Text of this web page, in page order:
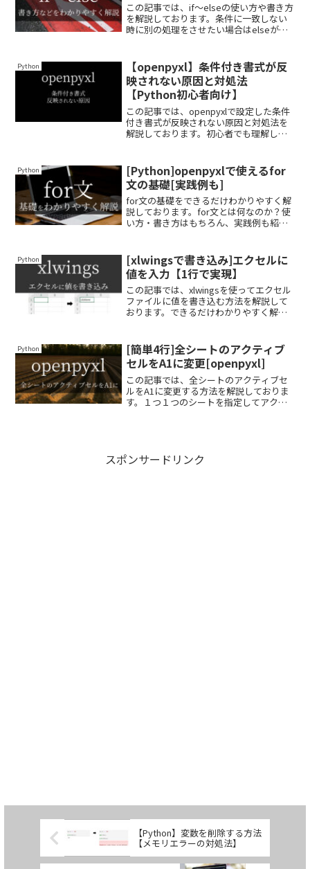
この記事では、if～elseの使い方や書き方
を解説しております。条件に一致しない
時に別の処理をさせたい場合はelseが便
ってください。
Python
【openpyxl】条件付き書式が反
映されない原因と対処法
【Python初心者向け】
この記事では、openpyxlで設定した条件
付き書式が反映されない原因と対処法を
解説しております。初心者でも理解しや
でいってください。
Python
[Python]openpyxlで使えるfor
文の基礎[実践例も]
for文の基礎をできるだけわかりやすく解
説しております。for文とは何なのか？使
い方・書き方はもちろん、実践例も紹介
解できる構成になっていますので、ぜひ
ご覧ください。
Python
[xlwingsで書き込み]エクセルに
値を入力【1行で実現】
この記事では、xlwingsを使ってエクセル
ファイルに値を書き込む方法を解説して
おります。できるだけわかりやすく解説
Python
[簡単4行]全シートのアクティブ
セルをA1に変更[openpyxl]
この記事では、全シートのアクティブセ
ルをA1に変更する方法を解説しておりま
す。１つ１つのシートを指定してアクテ
ティブセルを変更する方法を紹介してお
ります。
スポンサードリンク
【Python】変数を削除する方法
【メモリエラーの対処法】